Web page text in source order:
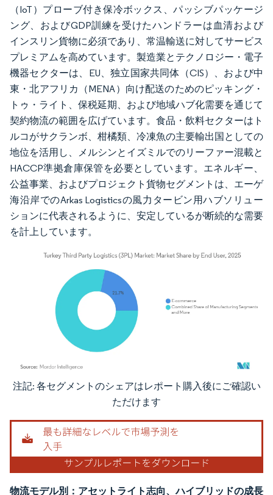
（IoT）プローブ付き保冷ボックス、パッシブパッケージ
ング、およびGDP訓練を受けたハンドラーは血清および
インスリン貨物に必須であり、常温輸送に対してサービス
プレミアムを高めています。製造業とテクノロジー・電子
機器セクターは、EU、独立国家共同体（CIS）、および中
東・北アフリカ（MENA）向け配送のためのピッキング・
トゥ・ライト、保税延期、および地域ハブ化需要を通じて
契約物流の範囲を広げています。食品・飲料セクターはト
ルコがサクランボ、柑橘類、冷凍魚の主要輸出国としての
地位を活用し、メルシンとイズミルでのリーファー混載と
HACCP準拠倉庫保管を必要としています。エネルギー、
公益事業、およびプロジェクト貨物セグメントは、エーゲ
海沿岸でのArkas Logisticsの風力タービン用ハブソリュー
ションに代表されるように、安定しているが断続的な需要
を計上しています。
画像 © Mordor Intelligence。再利用にはCC BY 4.0の表示が必要です。
注記: 各セグメントのシェアはレポート購入後にご確認い
ただけます
物流モデル別：アセットライト志向、ハイブリッドの成長